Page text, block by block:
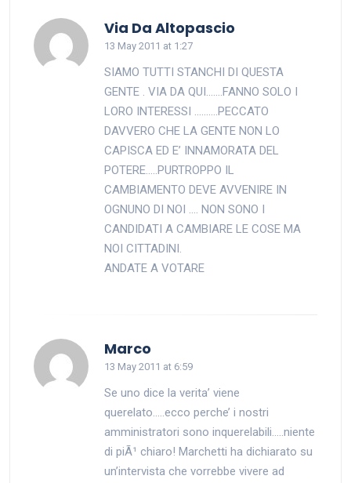
Via Da Altopascio
13 May 2011 at 1:27
SIAMO TUTTI STANCHI DI QUESTA
GENTE . VIA DA QUI…….FANNO SOLO I
LORO INTERESSI ……….PECCATO
DAVVERO CHE LA GENTE NON LO
CAPISCA ED E’ INNAMORATA DEL
POTERE…..PURTROPPO IL
CAMBIAMENTO DEVE AVVENIRE IN
OGNUNO DI NOI …. NON SONO I
CANDIDATI A CAMBIARE LE COSE MA
NOI CITTADINI.
ANDATE A VOTARE
Marco
13 May 2011 at 6:59
Se uno dice la verita’ viene
querelato…..ecco perche’ i nostri
amministratori sono inquerelabili…..niente
di piÃ¹ chiaro! Marchetti ha dichiarato su
un’intervista che vorrebbe vivere ad